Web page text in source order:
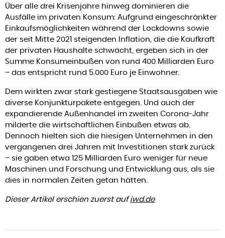
Über alle drei Krisenjahre hinweg dominieren die
Ausfälle im privaten Konsum: Aufgrund eingeschränkter
Einkaufsmöglichkeiten während der Lockdowns sowie
der seit Mitte 2021 steigenden Inflation, die die Kaufkraft
der privaten Haushalte schwächt, ergeben sich in der
Summe Konsumeinbußen von rund 400 Milliarden Euro
– das entspricht rund 5.000 Euro je Einwohner.
Dem wirkten zwar stark gestiegene Staatsausgaben wie
diverse Konjunkturpakete entgegen. Und auch der
expandierende Außenhandel im zweiten Corona-Jahr
milderte die wirtschaftlichen Einbußen etwas ab.
Dennoch hielten sich die hiesigen Unternehmen in den
vergangenen drei Jahren mit Investitionen stark zurück
– sie gaben etwa 125 Milliarden Euro weniger für neue
Maschinen und Forschung und Entwicklung aus, als sie
dies in normalen Zeiten getan hätten.
Dieser Artikel erschien zuerst aufiwd.de